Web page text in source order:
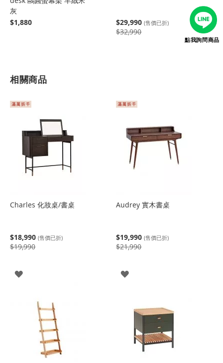
灰
$1,880
$29,990 (售價已折)
$32,990
相關商品
Charles 化妝桌/書桌
$18,990 (售價已折)
$19,990
登
Audrey 實木書桌
$19,990 (售價已折)
$21,990
登
點我詢問商品